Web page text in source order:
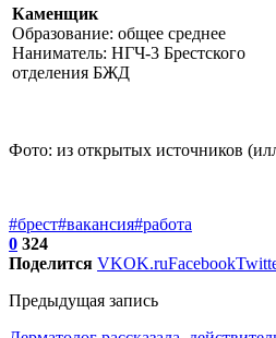
Каменщик
Образование: общее среднее
Наниматель: НГЧ-3 Брестского
отделения БЖД
Фото: из открытых источников
#брест#вакансия#работа
0 324
Поделится VKOK.ruFacebook
Предыдущая запись